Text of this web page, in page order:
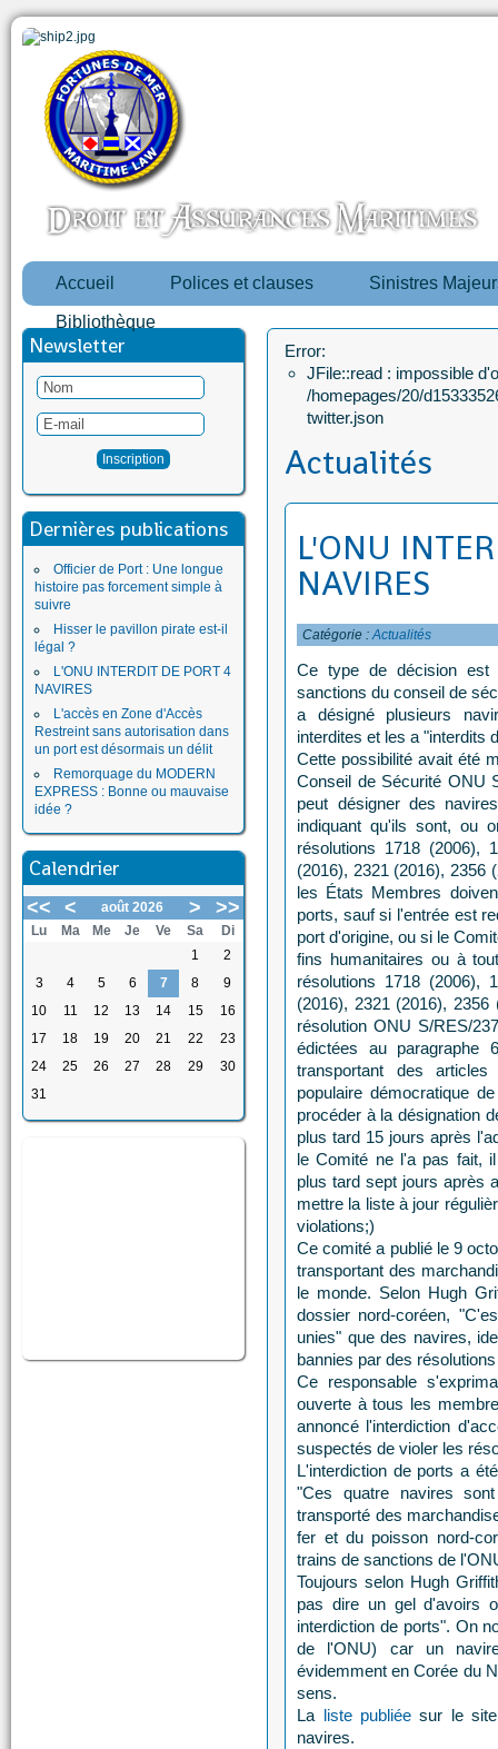
Accueil Polices et clauses Sinistres
Bibliothèque
Newsletter
Dernières publications
Officier de Port : Une longue
histoire pas forcement simple à
suivre
Hisser le pavillon pirate est-il
légal ?
L'ONU INTERDIT DE PORT 4
NAVIRES
L'accès en Zone d'Accès
Restreint sans autorisation dans
un port est désormais un délit
Remorquage du MODERN
EXPRESS : Bonne ou mauvaise
idée ?
Calendrier
<< < août 2026 > >>
Lu Ma Me Je Ve Sa
Di
1
2
3
4 5 6 7 8
9
10
11 12 13 14 15
16
17
18 19 20 21 22
23
24
25 26 27 28 29
30
31
Error:
JFile::read : impossible
/homepages/20/
twitter.json
Actualités
L'ONU
NAVIRES
Catégorie :Actualités
Ce type de décision
sanctions du conseil de
a désigné plusieurs
interdites et les a "interdits
Cette possibilité avait été
Conseil de Sécurité ONU
peut désigner des
indiquant qu'ils sont, ou
résolutions 1718 (2006),
(2016), 2321 (2016), 2356
les États Membres
ports, sauf si l'entrée est
port d'origine, ou si le
fins humanitaires ou à
résolutions 1718 (2006),
(2016), 2321 (2016),
résolution ONU S/RES/
édictées au paragraphe
transportant des
populaire démocratique
procéder à la désignation
plus tard 15 jours après
le Comité ne l'a pas fait,
plus tard sept jours après
mettre la liste à jour
violations;)
Ce comité a publié le 9
transportant des
le monde. Selon Hugh
dossier nord-coréen,
unies" que des navires,
bannies par des
Ce responsable
ouverte à tous les
annoncé l'interdiction
suspectés de violer les
L'interdiction de ports a
"Ces quatre navires
transporté des
fer et du poisson nord-
trains de sanctions de
Toujours selon Hugh
pas dire un gel d'avoirs
interdiction de ports". On
de l'ONU) car un
évidemment en Corée du
sens.
La liste publiée sur le
navires.